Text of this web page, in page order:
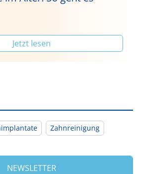
Jetzt lesen
Zahnreinigung
NEWSLETTER